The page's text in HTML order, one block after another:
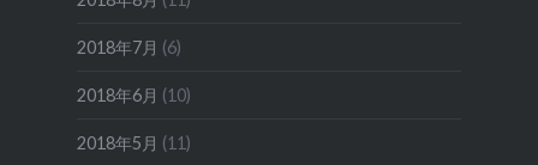
2018年7月 (6)
2018年6月 (10)
2018年5月 (11)